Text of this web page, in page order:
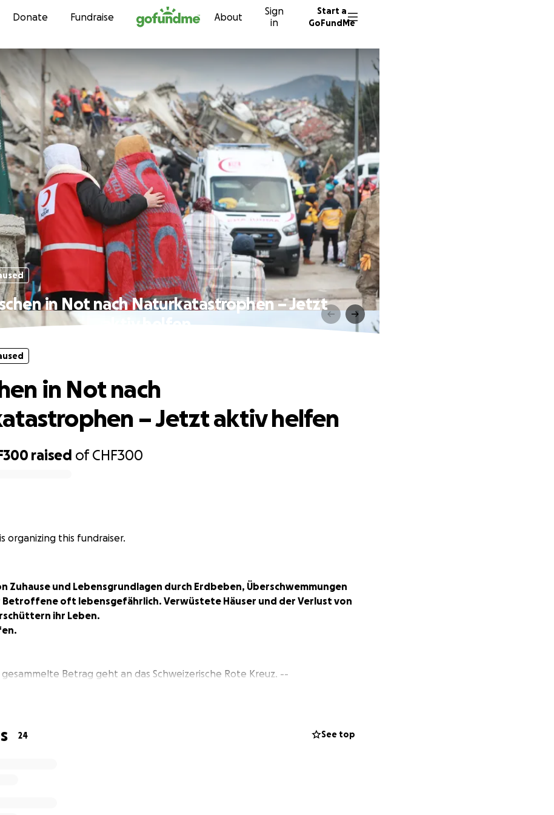
Skip to content
Donate Fundraise About
Sign
in
Start a
GoFundMe
in Not nach Naturkatastrophen – Jetzt
aktiv helfen
raised ofCHF300
in Not nach
– Jetzt aktiv helfen
organizing this fundraiser.
Zuhause und Lebensgrundlagen durch Erdbeben, Überschwemmungen
Betroffene oft lebensgefährlich. Verwüstete Häuser und der Verlust von
ihr Leben.
Betrag geht an das Schweizerische Rote Kreuz. --
24 See top